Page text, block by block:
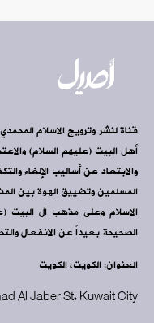
قناة لنشر وترويج الاسلام
أهل البيت (عليهم السلام)
والابتعاد عن أساليب الإلغاء
المسلمين وتضييق الهوة بين
الاسلام وعلى مذهب آل البيت
الصحيحة بعيداً عن الانفعال
العنوان: الكويت، الكويت
Al Jaber St, Kuwait City